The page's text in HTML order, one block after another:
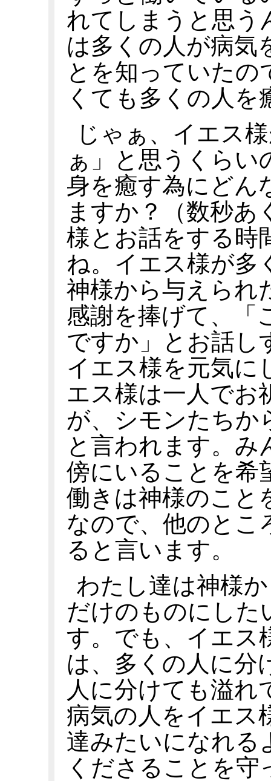
れてしまうと思う
は多くの人が病
とを知っていたの
くても多くの人
じゃぁ、イエス
ぁ」と思うくらい
身を癒す為にどん
ますか？（数秒
様とお話をする時
ね。イエス様が多
神様から与えられ
感謝を捧げて、「
ですか」とお話し
イエス様を元気に
エス様は一人でお
が、シモンたちか
と言われます。み
傍にいることを希
働きは神様のこと
なので、他のとこ
ると言います。
わたし達は神様
だけのものにした
す。でも、イエス
は、多くの人に分
人に分けても溢れ
病気の人をイエス
達みたいになれる
くださることを